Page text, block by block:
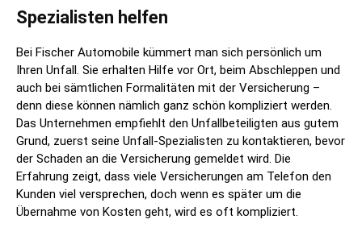
Spezialisten helfen
Bei Fischer Automobile kümmert man sich persönlich um
Ihren Unfall. Sie erhalten Hilfe vor Ort, beim Abschleppen und
auch bei sämtlichen Formalitäten mit der Versicherung –
denn diese können nämlich ganz schön kompliziert werden.
Das Unternehmen empfiehlt den Unfallbeteiligten aus gutem
Grund, zuerst seine Unfall-Spezialisten zu kontaktieren, bevor
der Schaden an die Versicherung gemeldet wird. Die
Erfahrung zeigt, dass viele Versicherungen am Telefon den
Kunden viel versprechen, doch wenn es später um die
Übernahme von Kosten geht, wird es oft kompliziert.